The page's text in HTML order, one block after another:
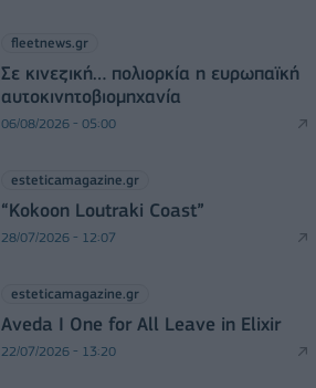
fleetnews.gr
Σε κινεζική… πολιορκία η ευρωπαϊκή
αυτοκινητοβιομηχανία
06/08/2026 - 05:00
esteticamagazine.gr
“Kokoon Loutraki Coast”
28/07/2026 - 12:07
esteticamagazine.gr
Aveda I One for All Leave in Elixir
22/07/2026 - 13:20